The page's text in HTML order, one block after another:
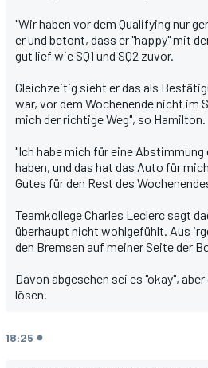
"Wir haben vor dem Qualifying nur
er und betont, dass er "happy" mit
gut lief wie SQ1 und SQ2 zuvor.
Gleichzeitig sieht er das als
war, vor dem Wochenende nicht im
mich der richtige Weg", so Hamilton.
"Ich habe mich für eine
haben, und das hat das Auto für
Gutes für den Rest des
TeamkollegeCharles Leclerc sagt
überhaupt nicht wohlgefühlt. Aus
den Bremsen auf meiner Seite der
Davon abgesehen sei es "okay",
lösen.
18:25